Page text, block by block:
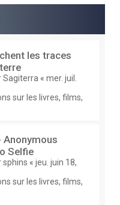
r
les traces
Sagiterra « mer. juil.
sur les livres, films,
Anonymous
Selfie
sphins « jeu. juin 18,
sur les livres, films,